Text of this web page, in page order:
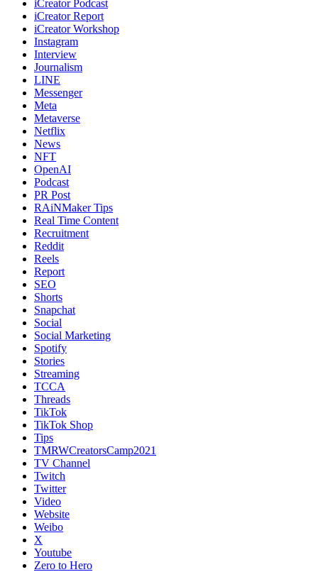
iCreator Podcast
iCreator Report
iCreator Workshop
Instagram
Interview
Journalism
LINE
Messenger
Meta
Metaverse
Netflix
News
NFT
OpenAI
Podcast
PR Post
RAiNMaker Tips
Real Time Content
Recruitment
Reddit
Reels
Report
SEO
Shorts
Snapchat
Social
Social Marketing
Spotify
Stories
Streaming
TCCA
Threads
TikTok
TikTok Shop
Tips
TMRWCreatorsCamp2021
TV Channel
Twitch
Twitter
Video
Website
Weibo
X
Youtube
Zero to Hero